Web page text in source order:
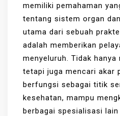
memiliki pemahaman
tentang sistem organ
utama dari sebuah
adalah memberikan
menyeluruh. Tidak
tetapi juga mencari akar
berfungsi sebagai titik
kesehatan, mampu
berbagai spesialisasi lain